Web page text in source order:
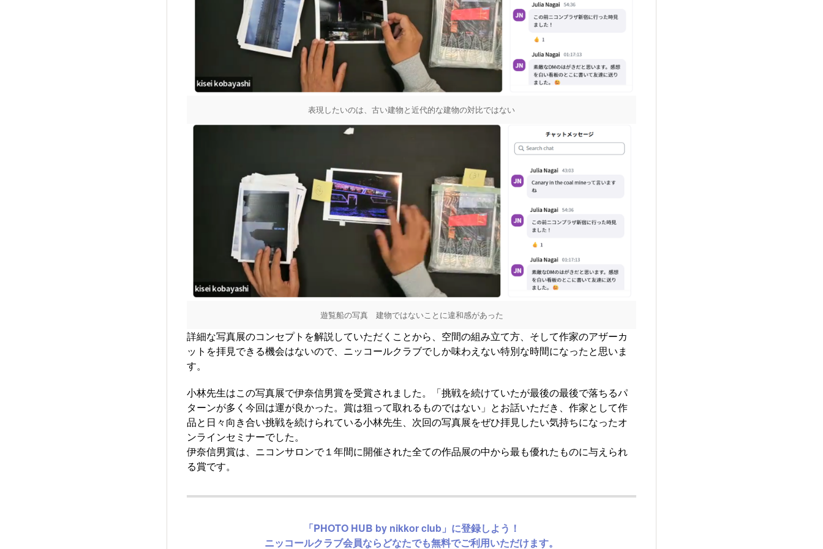
表現したいのは、古い建物と近代的な建物の対比ではない
遊覧船の写真 建物ではないことに違和感があった
詳細な写真展のコンセプトを解説していただくことから、空間の組み立て方、そして作家のアザーカ
ットを拝見できる機会はないので、ニッコールクラブでしか味わえない特別な時間になったと思いま
す。
小林先生はこの写真展で伊奈信男賞を受賞されました。「挑戦を続けていたが最後の最後で落ちるパ
ターンが多く今回は運が良かった。賞は狙って取れるものではない」とお話いただき、作家として作
品と日々向き合い挑戦を続けられている小林先生、次回の写真展をぜひ拝見したい気持ちになったオ
ンラインセミナーでした。
伊奈信男賞は、ニコンサロンで１年間に開催された全ての作品展の中から最も優れたものに与えられ
る賞です。
「PHOTO HUB by nikkor club」に登録しよう！
ニッコールクラブ会員ならどなたでも無料でご利用いただけます。